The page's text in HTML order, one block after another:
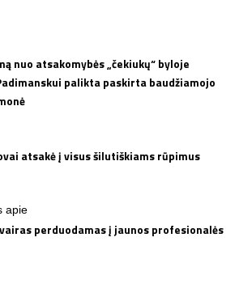
nuo atsakomybės „čekiukų“ byloje
palikta paskirta baudžiamojo
atsakė į visus šilutiškiams rūpimus
apie
perduodamas į jaunos profesionalės